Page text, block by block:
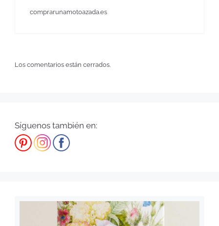
comprarunamotoazada.es
Los comentarios están cerrados.
Síguenos también en: